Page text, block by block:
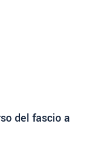
del fascio a